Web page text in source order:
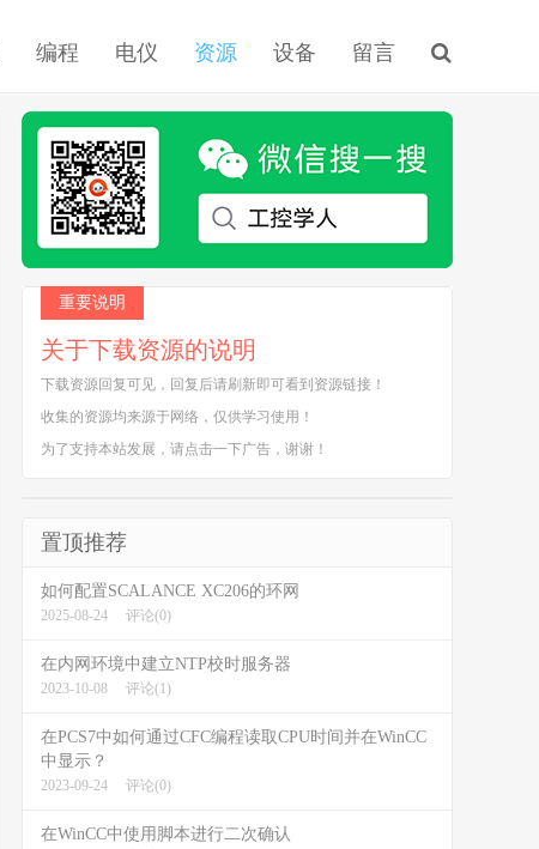
编程 电仪 资源 设备 留言
重要说明
关于下载资源的说明
下载资源回复可见，回复后请刷新即可看到资源链接！
收集的资源均来源于网络，仅供学习使用！
为了支持本站发展，请点击一下广告，谢谢！
置顶推荐
如何配置SCALANCE XC206的环网
2025-08-24 评论(0)
在内网环境中建立NTP校时服务器
2023-10-08 评论(1)
在PCS7中如何通过CFC编程读取CPU时间并在WinCC
中显示？
2023-09-24 评论(0)
在WinCC中使用脚本进行二次确认